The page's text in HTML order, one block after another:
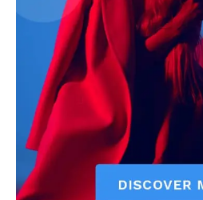
Terms of Use Agreement
Facebook
X WhatsApp
Share